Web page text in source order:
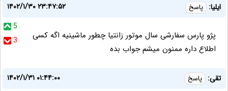
ایلیا: پاسخ
۱۴۰۲/۱/۳۰ ۲۳:۴۷:۵۲
5
3
پژو پارس سفارشی سال موتور زانتیا چطور ماشینیه اگه کسی
اطلاع داره ممنون میشم جواب بده
تقی: پاسخ
۱۴۰۲/۱/۳۱ ۰۱:۴۴:۰۰